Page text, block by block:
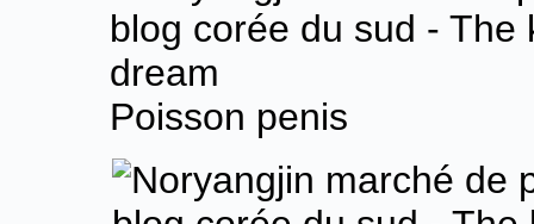
Poisson penis